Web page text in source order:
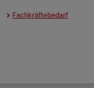
Fach­kräf­te­be­darf